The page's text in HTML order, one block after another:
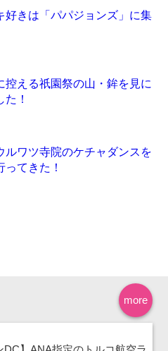
好きは「パパジョンズ」に集
控える祇園祭の山・鉾を見に
！
ルワツ寺院のケチャダンスを
てきた！
more